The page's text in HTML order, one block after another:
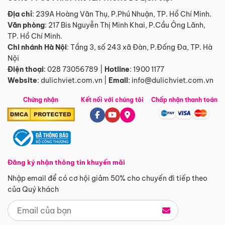
Địa chỉ: 239A Hoàng Văn Thụ, P.Phú Nhuận, TP. Hồ Chí Minh.
Văn phòng: 217 Bis Nguyễn Thị Minh Khai, P.Cầu Ông Lãnh,
TP. Hồ Chí Minh.
Chi nhánh Hà Nội: Tầng 3, số 243 xã Đàn, P.Đống Đa, TP. Hà
Nội
Điện thoại: 028 73056789 Hotline: 1900 1177
Website: dulichviet.com.vn Email: info@dulichviet.com.vn
Chứng nhận
Đăng ký nhận thông tin khuyến mãi
Nhập email để có cơ hội giảm 50% cho chuyến đi tiếp theo
của Quý khách
Kết nối với chúng tôi Chấp nhận thanh toán